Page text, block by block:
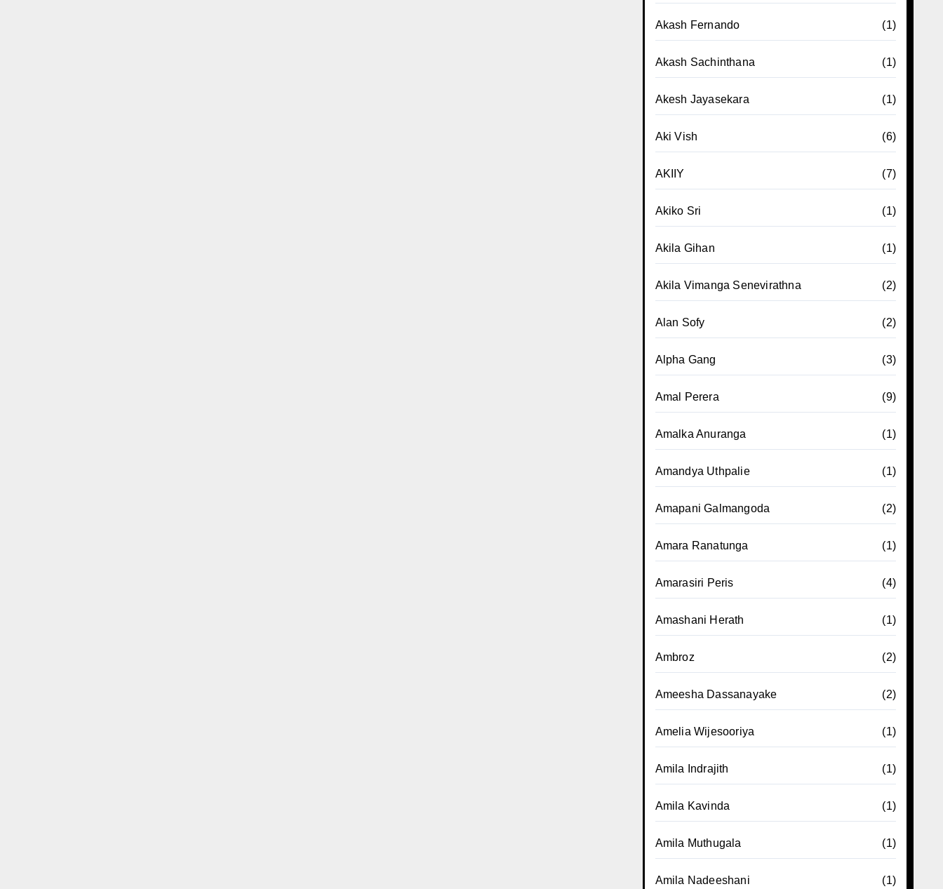
Akash Fernando (1)
Akash Sachinthana (1)
Akesh Jayasekara (1)
Aki Vish (6)
AKIIY (7)
Akiko Sri (1)
Akila Gihan (1)
Akila Vimanga Senevirathna (2)
Alan Sofy (2)
Alpha Gang (3)
Amal Perera (9)
Amalka Anuranga (1)
Amandya Uthpalie (1)
Amapani Galmangoda (2)
Amara Ranatunga (1)
Amarasiri Peris (4)
Amashani Herath (1)
Ambroz (2)
Ameesha Dassanayake (2)
Amelia Wijesooriya (1)
Amila Indrajith (1)
Amila Kavinda (1)
Amila Muthugala (1)
Amila Nadeeshani (1)